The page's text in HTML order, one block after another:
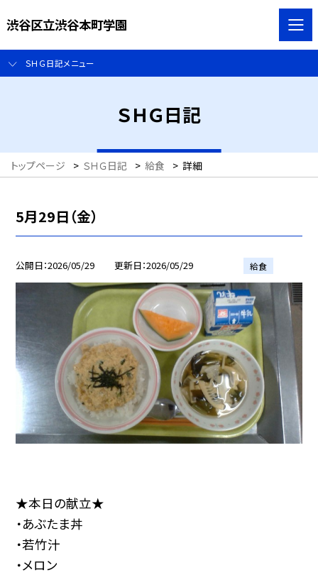
渋谷区立渋谷本町学園
ＳＨＧ日記メニュー
ＳＨＧ日記
トップページ > ＳＨＧ日記 > 給食 > 詳細
5月29日（金）
公開日 2026/05/29 更新日 2026/05/29 給食
★本日の献立★
・あぶたま丼
・若竹汁
・メロン